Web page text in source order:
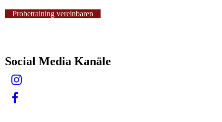
Probetraining vereinbaren
Social Media Kanäle